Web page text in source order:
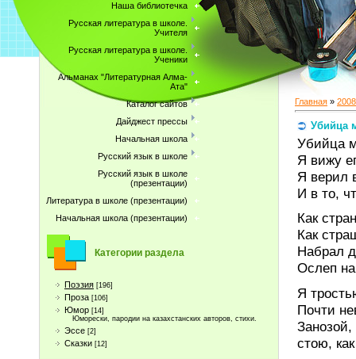
Наша библиотечка
Русская литература в школе.
Учителя
Русская литература в школе.
Ученики
Альманах "Литературная Алма-
Ата"
Каталог сайтов
Дайджест прессы
Начальная школа
Русский язык в школе
Русский язык в школе
(презентации)
Литература в школе (презентации)
Начальная школа (презентации)
Категории раздела
Поэзия [196]
Проза [106]
Юмор [14]
Юморески, пародии на казахстанских авторов, стихи.
Эссе [2]
Сказки [12]
Главная » 2008
Убийца
Убийца
Я вижу
Я верил
И в то,
Как
Как
Набрал
Ослеп
Я
Почти
стою,